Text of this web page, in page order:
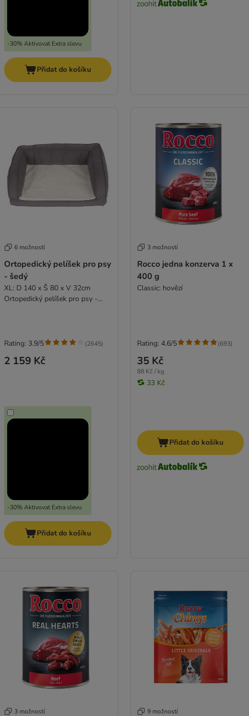
-30% Aktivovat Extra slevu
Přidat do košíku
6 možností
Ortopedický pelíšek pro psy
- šedý
XL: D 140 x Š 80 x V 32cm
Ortopedický pelíšek pro psy -
2 159 Kč
-30% Aktivovat Extra slevu
Rating: 3.9/5 (2645)
Přidat do košíku
3 možností
Rocco jedna konzerva 1 x
400 g
Classic: hovězí
35 Kč
88 Kč / kg
33 Kč
Rating: 4.6/5 (693)
Přidat do košíku
3 možností 9 možností